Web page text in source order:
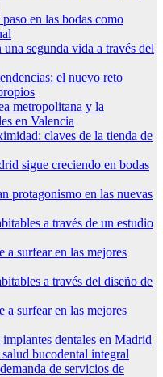
en las bodas como
segunda vida a través del
el nuevo reto
metropolitana y la
en Valencia
claves de la tienda de
sigue creciendo en bodas
protagonismo en las nuevas
a través de un estudio
a surfear en las mejores
a través del diseño de
a surfear en las mejores
dentales en Madrid
bucodental integral
de servicios de